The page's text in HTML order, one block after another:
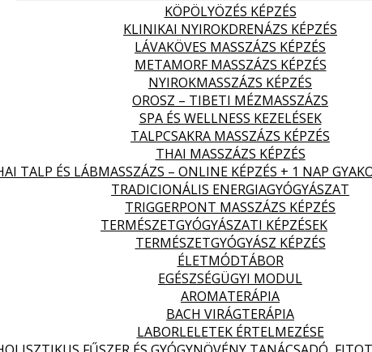
KÖPÖLYÖZÉS KÉPZÉS
KLINIKAI NYIROKDRENÁZS KÉPZÉS
LÁVAKÖVES MASSZÁZS KÉPZÉS
METAMORF MASSZÁZS KÉPZÉS
NYIROKMASSZÁZS KÉPZÉS
OROSZ – TIBETI MÉZMASSZÁZS
SPA ÉS WELLNESS KEZELÉSEK
TALPCSAKRA MASSZÁZS KÉPZÉS
THAI MASSZÁZS KÉPZÉS
TALP ÉS LÁBMASSZÁZS – ONLINE KÉPZÉS + 1 NAP
TRADICIONÁLIS ENERGIAGYÓGYÁSZAT
TRIGGERPONT MASSZÁZS KÉPZÉS
TERMÉSZETGYÓGYÁSZATI KÉPZÉSEK
TERMÉSZETGYÓGYÁSZ KÉPZÉS
ÉLETMÓDTÁBOR
EGÉSZSÉGÜGYI MODUL
AROMATERÁPIA
BACH VIRÁGTERÁPIA
LABORLELETEK ÉRTELMEZÉSE